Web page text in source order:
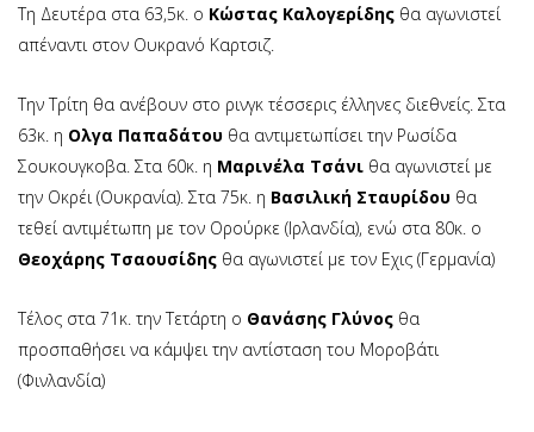
Τη Δευτέρα στα 63,5κ. ο Κώστας Καλογερίδης θα αγωνιστεί
απέναντι στον Ουκρανό Καρτσιζ.
Την Τρίτη θα ανέβουν στο ρινγκ τέσσερις έλληνες διεθνείς. Στα
63κ. η Ολγα Παπαδάτου θα αντιμετωπίσει την Ρωσίδα
Σουκουγκοβα. Στα 60κ. η Μαρινέλα Τσάνι θα αγωνιστεί με
την Οκρέι (Ουκρανία). Στα 75κ. η Βασιλική Σταυρίδου θα
τεθεί αντιμέτωπη με τον Ορούρκε (Ιρλανδία), ενώ στα 80κ. ο
Θεοχάρης Τσαουσίδης θα αγωνιστεί με τον Εχις (Γερμανία)
Τέλος στα 71κ. την Τετάρτη ο Θανάσης Γλύνος θα
προσπαθήσει να κάμψει την αντίσταση του Μοροβάτι
(Φινλανδία)